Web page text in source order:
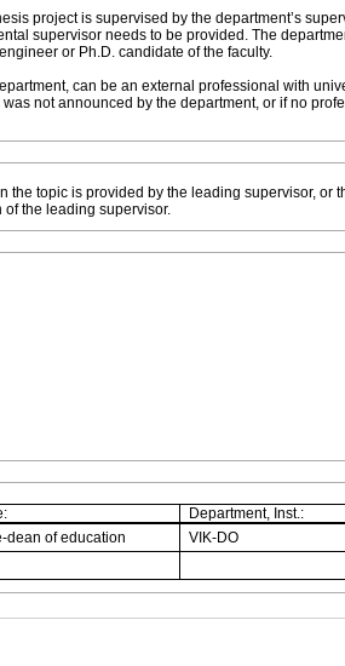
project is supervised by the department’s
supervisor needs to be provided. The
or Ph.D. candidate of the faculty.
can be an external professional with
not announced by the department, or if no
topic is provided by the leading supervisor, or
the leading supervisor.
Department, Inst.:
dean of education
VIK-DO